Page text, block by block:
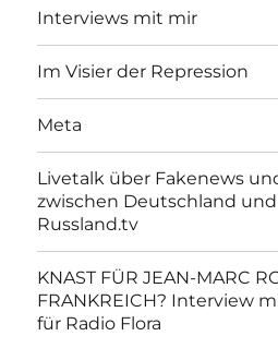
Interviews mit mir
Im Visier der Repression
Meta
Livetalk über Fakenews
zwischen Deutschland
Russland.tv
KNAST FÜR JEAN-MARC
FRANKREICH? Interview
für Radio Flora